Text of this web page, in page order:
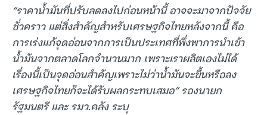
“ราคาน้ำมันที่ปรับลดลงไปก่อนหน้านี้ อาจจะมาจากปัจจัย
ชั่วคราว แต่สิ่งสำคัญสำหรับเศรษฐกิจไทยหลังจากนี้ คือ
การเร่งแก้จุดอ่อนจากการเป็นประเทศที่พึ่งพาการนำเข้า
น้ำมันจากตลาดโลกจำนวนมาก เพราะเราผลิตเองไม่ได้
เรื่องนี้เป็นจุดอ่อนสำคัญเพราะไม่ว่าน้ำมันจะขึ้นหรือลง
เศรษฐกิจไทยก็จะได้รับผลกระทบเสมอ” รองนายก
รัฐมนตรี และ รมว.คลัง ระบุ